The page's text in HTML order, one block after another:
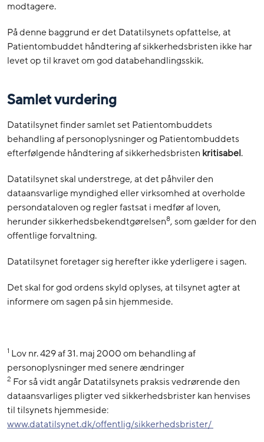
modtagere.
På denne baggrund er det Datatilsynets opfattelse, at
Patientombuddet håndtering af sikkerhedsbristen ikke har
levet op til kravet om god databehandlingsskik.
Samlet vurdering
Datatilsynet finder samlet set Patientombuddets
behandling af personoplysninger og Patientombuddets
efterfølgende håndtering af sikkerhedsbristen kritisabel.
Datatilsynet skal understrege, at det påhviler den
dataansvarlige myndighed eller virksomhed at overholde
persondataloven og regler fastsat i medfør af loven,
herunder sikkerhedsbekendtgørelsen8, som gælder for den
offentlige forvaltning.
Datatilsynet foretager sig herefter ikke yderligere i sagen.
Det skal for god ordens skyld oplyses, at tilsynet agter at
informere om sagen på sin hjemmeside.
1 Lov nr. 429 af 31. maj 2000 om behandling af
personoplysninger med senere ændringer
2 For så vidt angår Datatilsynets praksis vedrørende den
dataansvarliges pligter ved sikkerhedsbrister kan henvises
til tilsynets hjemmeside:
www.datatilsynet.dk/offentlig/sikkerhedsbrister/